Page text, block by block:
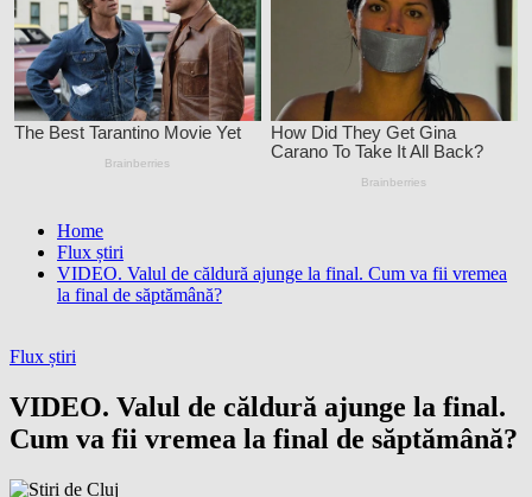
Home
Flux știri
VIDEO. Valul de căldură ajunge la final. Cum va fii vremea
la final de săptămână?
Flux știri
VIDEO. Valul de căldură ajunge la final.
Cum va fii vremea la final de săptămână?